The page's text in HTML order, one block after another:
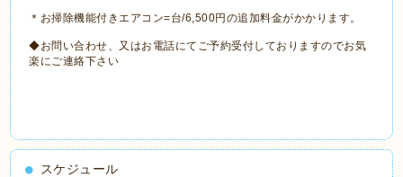
＊お掃除機能付きエアコン=台/6,500円の追加料金がかかります。
◆お問い合わせ、又はお電話にてご予約受付しておりますのでお気
楽にご連絡下さい
スケジュール